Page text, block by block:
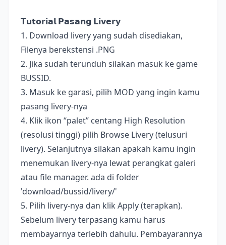
𝗧𝘂𝘁𝗼𝗿𝗶𝗮𝗹 𝗣𝗮𝘀𝗮𝗻𝗴 𝗟𝗶𝘃𝗲𝗿𝘆
1. Download livery yang sudah disediakan,
Filenya berekstensi .PNG
2. Jika sudah terunduh silakan masuk ke game
BUSSID.
3. Masuk ke garasi, pilih MOD yang ingin kamu
pasang livery-nya
4. Klik ikon “palet” centang High Resolution
(resolusi tinggi) pilih Browse Livery (telusuri
livery). Selanjutnya silakan apakah kamu ingin
menemukan livery-nya lewat perangkat galeri
atau file manager. ada di folder
'download/bussid/livery/'
5. Pilih livery-nya dan klik Apply (terapkan).
Sebelum livery terpasang kamu harus
membayarnya terlebih dahulu. Pembayarannya